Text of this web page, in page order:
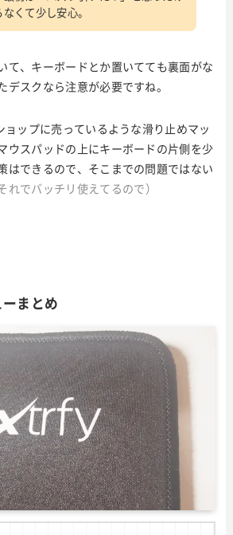
なくて少し安心。
て、キーボードとか置いてても裏面がな
デスクなら注意が必要ですね。
ョップに売っているような滑り止めマッ
ウスパッドの上にキーボードの片側を少
はできるので、そこまでの問題ではない
それでバッチリ使えてるので）
まとめ